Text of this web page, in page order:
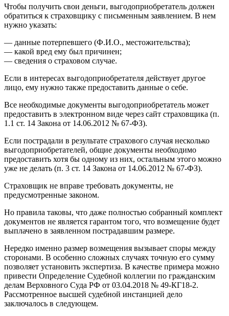
Чтобы получить свои деньги, выгодоприобретатель должен
обратиться к страховщику с письменным заявлением. В нем
нужно указать:
— данные потерпевшего (Ф.И.О., местожительства);
— какой вред ему был причинен;
— сведения о страховом случае.
Если в интересах выгодоприобретателя действует другое
лицо, ему нужно также предоставить данные о себе.
Все необходимые документы выгодоприобретатель может
предоставить в электронном виде через сайт страховщика (п.
1.1 ст. 14 Закона от 14.06.2012 № 67-ФЗ).
Если пострадали в результате страхового случая несколько
выгодоприобретателей, общие документы необходимо
предоставить хотя бы одному из них, остальным этого можно
уже не делать (п. 3 ст. 14 Закона от 14.06.2012 № 67-ФЗ).
Страховщик не вправе требовать документы, не
предусмотренные законом.
Но правила таковы, что даже полностью собранный комплект
документов не является гарантом того, что возмещение будет
выплачено в заявленном пострадавшим размере.
Нередко именно размер возмещения вызывает споры между
сторонами. В особенно сложных случаях точную его сумму
позволяет установить экспертиза. В качестве примера можно
привести Определение Судебной коллегии по гражданским
делам Верховного Суда РФ от 03.04.2018 № 49-КГ18-2.
Рассмотренное высшей судебной инстанцией дело
заключалось в следующем.